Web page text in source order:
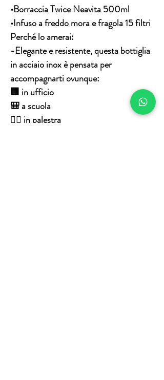
•Borraccia Twice Neavita 500ml
•Infuso a freddo mora e fragola 15 filtri
Perché lo amerai:
-Elegante e resistente, questa bottiglia
in acciaio inox è pensata per
accompagnarti ovunque:
🏢 in ufficio
🎒 a scuola
🏋️‍♀️ in palestra